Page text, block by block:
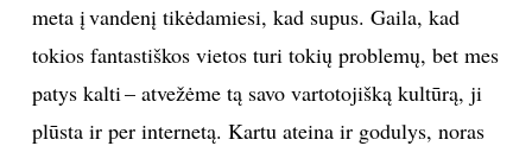
meta į vandenį tikėdamiesi, kad supus. Gaila, kad
tokios fantastiškos vietos turi tokių problemų, bet mes
patys kalti – atvežėme tą savo vartotojišką kultūrą, ji
plūsta ir per internetą. Kartu ateina ir godulys, noras